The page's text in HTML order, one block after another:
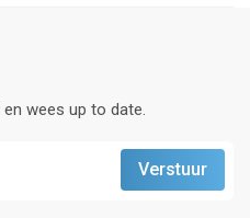
wees up to date.